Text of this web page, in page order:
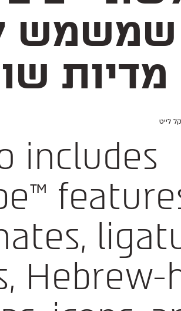
includes
Hebrew-